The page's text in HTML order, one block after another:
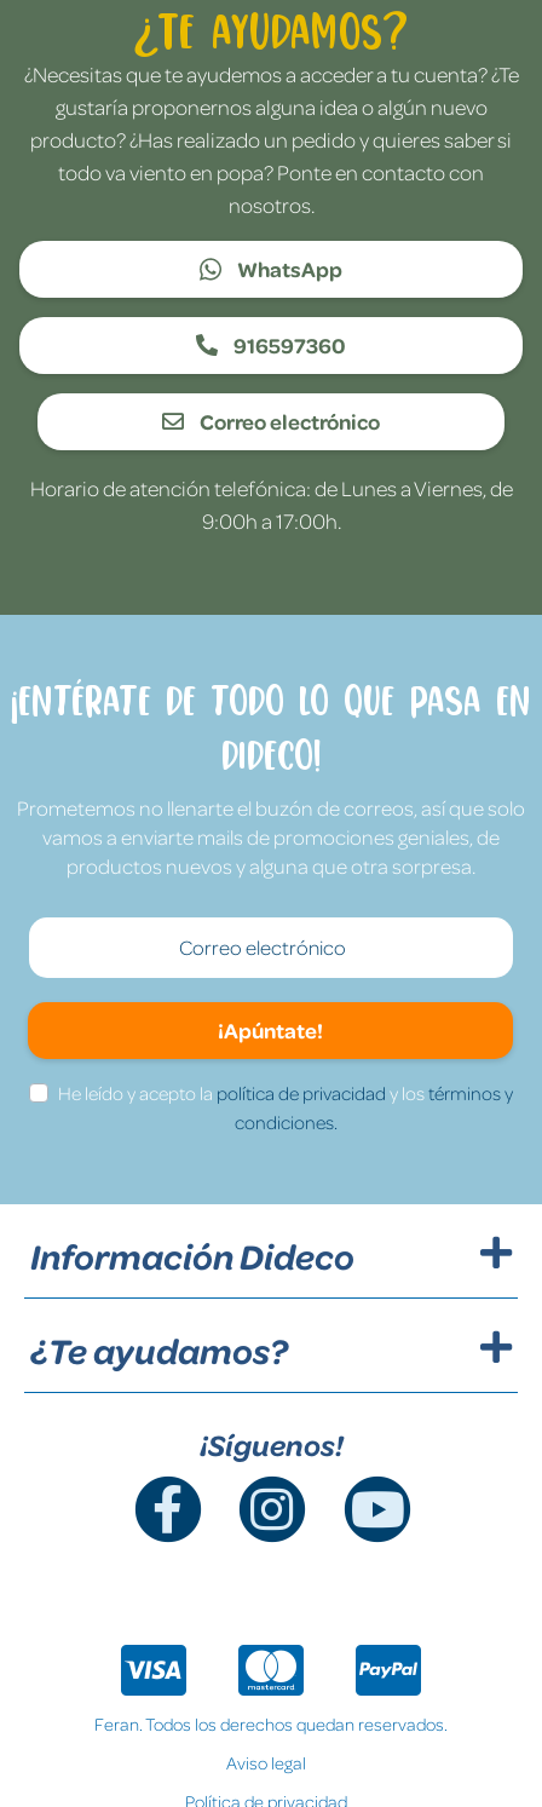
¿Te ayudamos?
¿Necesitas que te ayudemos a acceder a tu cuenta? ¿Te
gustaría proponernos alguna idea o algún nuevo
producto? ¿Has realizado un pedido y quieres saber si
todo va viento en popa? Ponte en contacto con
nosotros.
WhatsApp
916597360
Correo electrónico
Horario de atención telefónica: de Lunes a Viernes, de
9:00h a 17:00h.
¡Entérate de todo lo que pasa en
Dideco!
Prometemos no llenarte el buzón de correos, así que solo
vamos a enviarte mails de promociones geniales, de
productos nuevos y alguna que otra sorpresa.
¡Apúntate!
He leído y acepto la política de privacidad y lostérminos y
condiciones.
Información Dideco
¿Te ayudamos?
¡Síguenos!
Feran. Todos los derechos quedan reservados.
Aviso legal
Política de privacidad